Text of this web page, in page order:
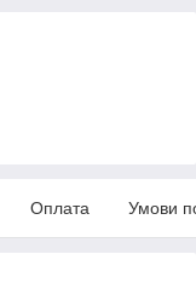
Оплата Умови